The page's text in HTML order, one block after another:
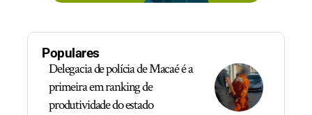
Populares
Delegacia de polícia de Macaé é a
primeira em ranking de
produtividade do estado